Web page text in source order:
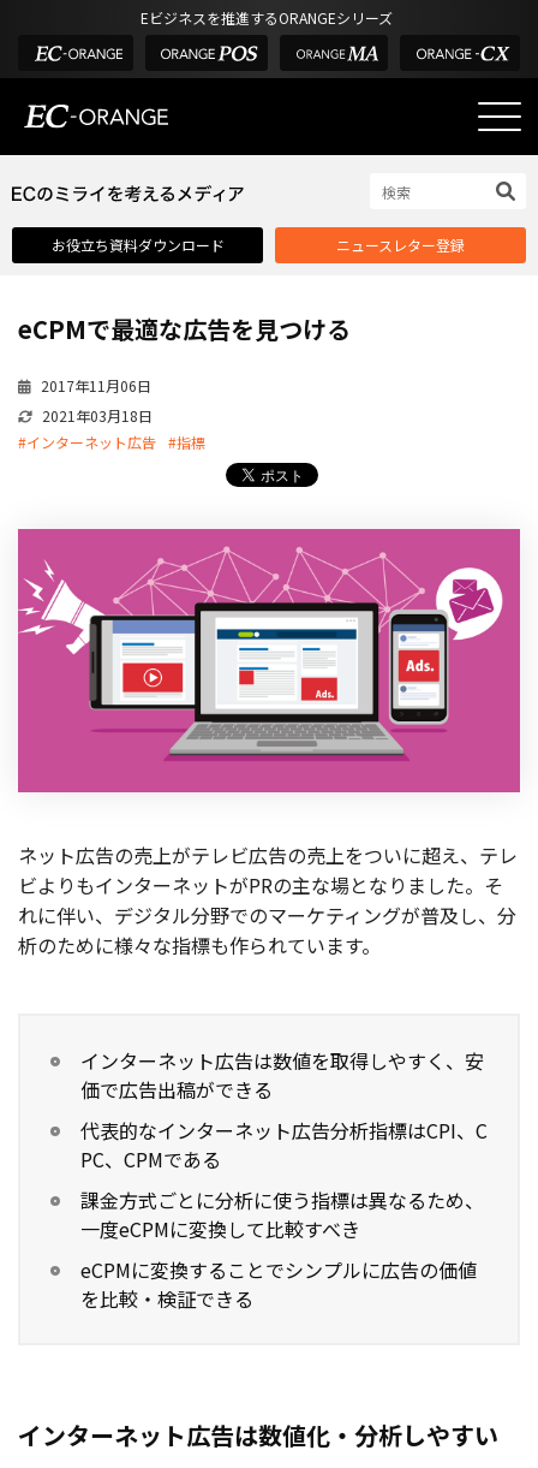
Eビジネスを推進するORANGEシリーズ
選ばれる理由
課題解決例
機能一覧
外部サービス連携
特長
ショッピングモール型 EC
マルチテナント、マルチブランドなど
スクラッチ開発
ライセンス契約
内製化支援
導入事例
お役立ち記事
03-6432-0346
電話受付：平日 10:00~17:00
お問い合わせ
お役立ち資料ダウンロード ニュースレター登録
eCPMで最適な広告を見つける
2017年11月06日
2021年03月18日
#インターネット広告 #指標
ネット広告の売上がテレビ広告の売上をついに超え、テレ
ビよりもインターネットがPRの主な場となりました。そ
れに伴い、デジタル分野でのマーケティングが普及し、分
析のために様々な指標も作られています。
インターネット広告は数値を取得しやすく、安
価で広告出稿ができる
代表的なインターネット広告分析指標はCPI、C
PC、CPMである
課金方式ごとに分析に使う指標は異なるため、
一度eCPMに変換して比較すべき
eCPMに変換することでシンプルに広告の価値
を比較・検証できる
インターネット広告は数値化・分析しやすい